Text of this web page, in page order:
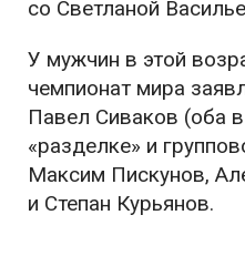
со Светланой
У мужчин в этой
чемпионат мира
Павел Сиваков (оба
«разделке» и
Максим Пискунов,
и Степан Курьянов.